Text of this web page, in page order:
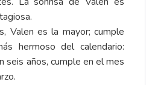
Valen es la mayor; cumple
hermoso del calendario:
seis años, cumple en el mes